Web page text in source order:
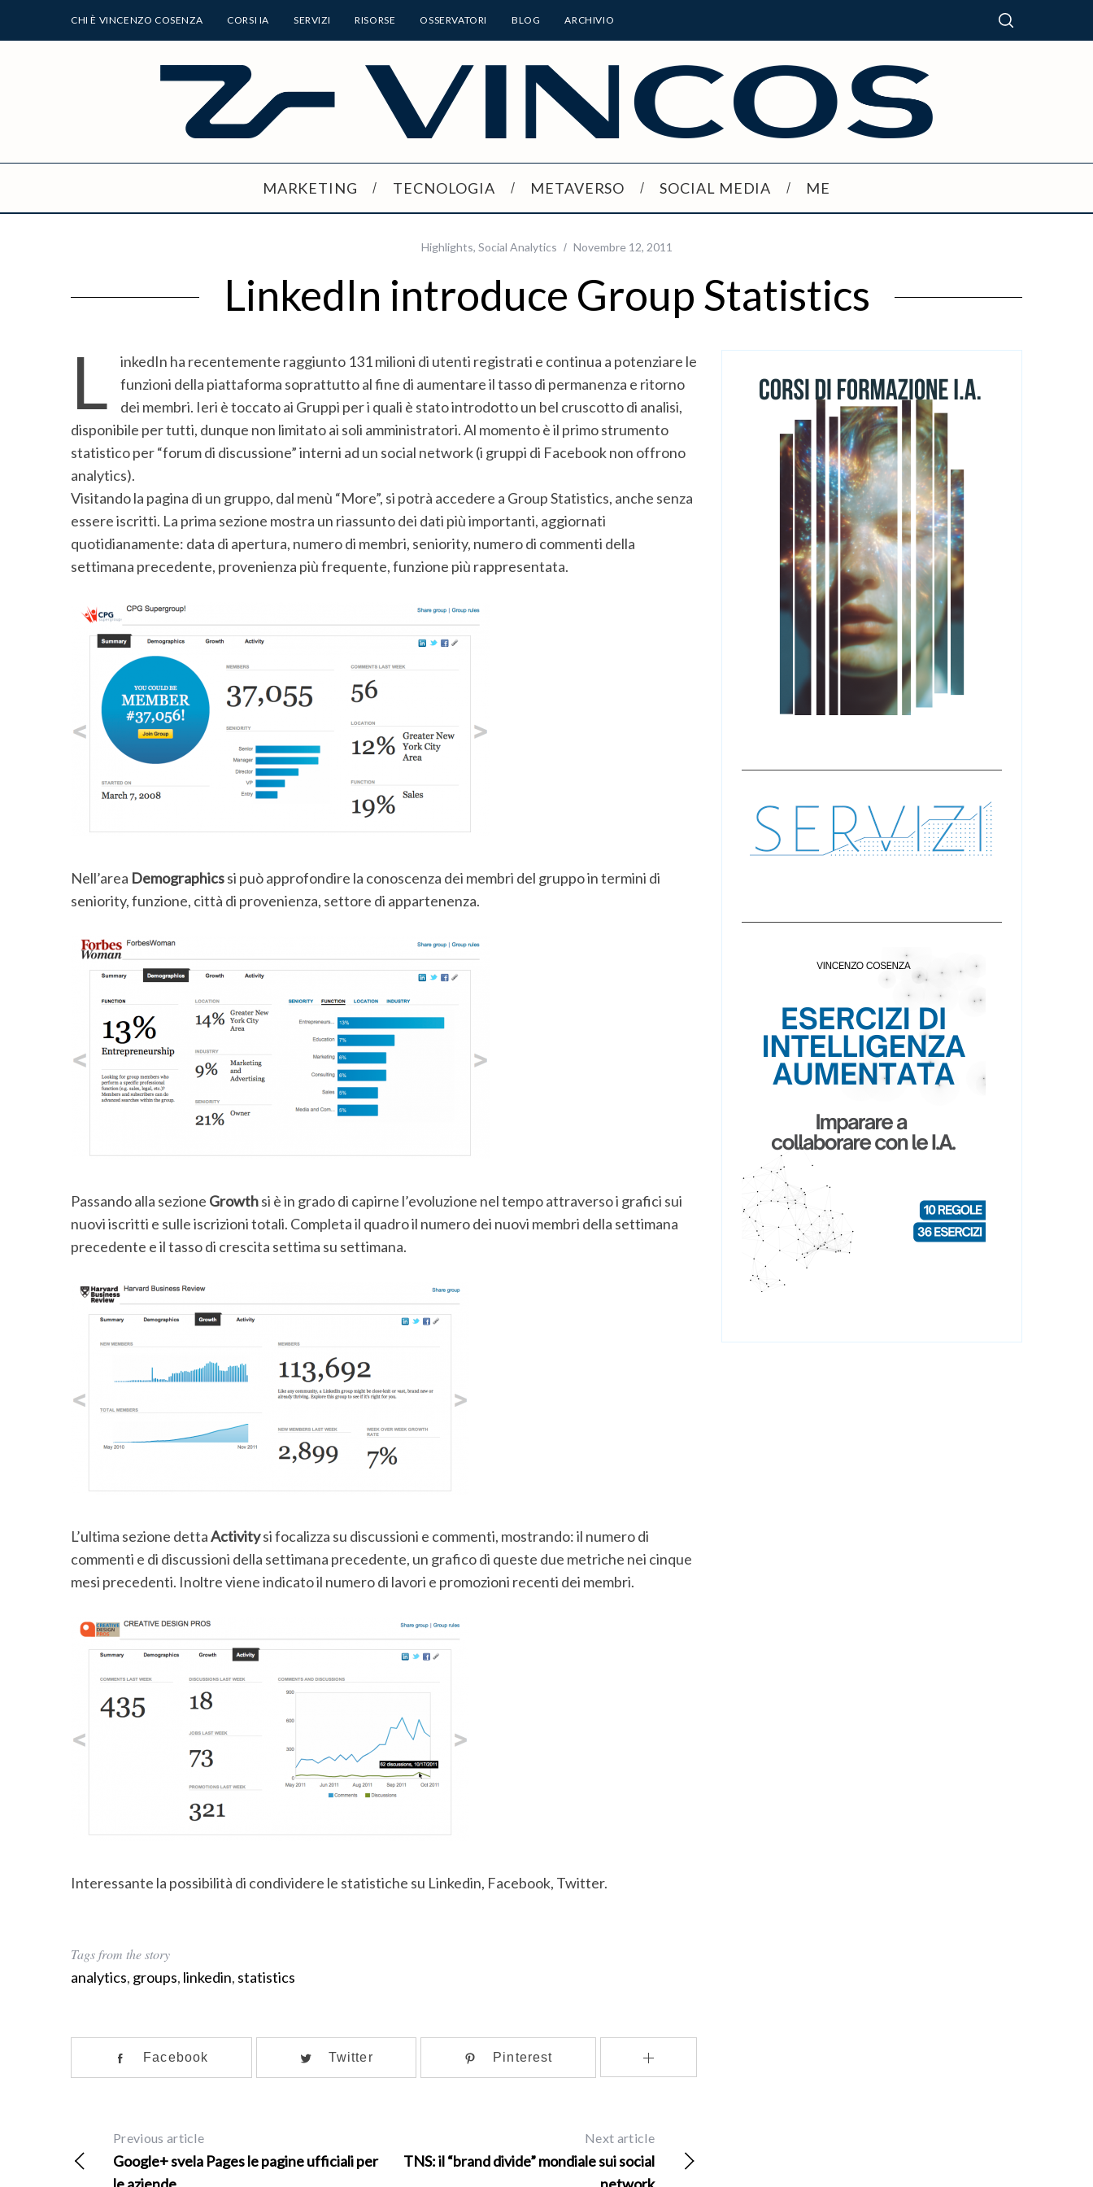
CHI È VINCENZO COSENZA CORSI IA SERVIZI RISORSE OSSERVATORI BLOG ARCHIVIO
MARKETING TECNOLOGIA METAVERSO SOCIAL MEDIA ME
Highlights, Social Analytics Novembre 12, 2011
LinkedIn introduce Group Statistics
L
inkedIn ha recentemente raggiunto 131 milioni di utenti registrati e continua a potenziare le
funzioni della piattaforma soprattutto al fine di aumentare il tasso di permanenza e ritorno
dei membri. Ieri è toccato ai Gruppi per i quali è stato introdotto un bel cruscotto di analisi,
disponibile per tutti, dunque non limitato ai soli amministratori. Al momento è il primo strumento
statistico per “forum di discussione” interni ad un social network (i gruppi di Facebook non offrono
analytics).
Visitando la pagina di un gruppo, dal menù “More”, si potrà accedere a Group Statistics, anche senza
essere iscritti. La prima sezione mostra un riassunto dei dati più importanti, aggiornati
quotidianamente: data di apertura, numero di membri, seniority, numero di commenti della
settimana precedente, provenienza più frequente, funzione più rappresentata.
Nell’area Demographicssi può approfondire la conoscenza dei membri del gruppo in termini di
seniority, funzione, città di provenienza, settore di appartenenza.
Passando alla sezione Growthsi è in grado di capirne l’evoluzione nel tempo attraverso i grafici sui
nuovi iscritti e sulle iscrizioni totali. Completa il quadro il numero dei nuovi membri della settimana
precedente e il tasso di crescita settima su settimana.
L’ultima sezione dettaActivitysi focalizza su discussioni e commenti, mostrando: il numero di
commenti e di discussioni della settimana precedente, un grafico di queste due metriche nei cinque
mesi precedenti. Inoltre viene indicato il numero di lavori e promozioni recenti dei membri.
Interessante la possibilità di condividere le statistiche su Linkedin, Facebook, Twitter.
Tags from the story
analytics, groups, linkedin, statistics
Facebook Twitter Pinterest
Previous article
Google+ svela Pages le pagine ufficiali per
Next article
TNS: il “brand divide” mondiale sui social
r
h
f